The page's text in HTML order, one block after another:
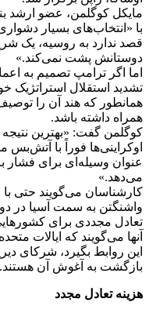
مایکل کوگلمن، عضو ارشد
با «انتخاب‌های بسیار
قصد ندارد به روسیه، یک
دوستانش پشت نمی‌کند.»
اما اگر ترامپ تصمیم به
تشدید استقلال استراتژیک
همانطور که هند آن را
همراه داشته باشد.
کوگلمن گفت: «بهترین
اوکراینی‌ها فوراً با آتش‌بس
عنوان وسیله‌ای برای فشار
می‌دهد.»
کارشناسان می‌گویند حتی
واشنگتن به سمت آسیا در
تعادل مجددی برای
آنها می‌گویند که ایالات
این روابط بگیرد، شرکای
بازگشت به آغوش آن هستند.
هزینه تعادل مجدد